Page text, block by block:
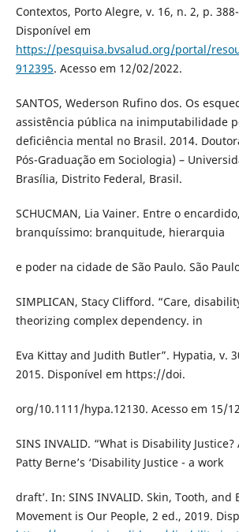
Contextos, Porto Alegre, v. 16, n. 2, p.
Disponível em
https://pesquisa.bvsalud.org/portal/
912395. Acesso em 12/02/2022.
SANTOS, Wederson Rufino dos. Os
assistência pública na inimputabilidade
deficiência mental no Brasil. 2014.
Pós-Graduação em Sociologia) –
Brasília, Distrito Federal, Brasil.
SCHUCMAN, Lia Vainer. Entre o
branquíssimo: branquitude, hierarquia
e poder na cidade de São Paulo. São
SIMPLICAN, Stacy Clifford. “Care,
theorizing complex dependency. in
Eva Kittay and Judith Butler”. Hypatia, v.
2015. Disponível em https://doi.
org/10.1111/hypa.12130. Acesso em 15/
SINS INVALID. “What is Disability
Patty Berne’s ‘Disability Justice - a work
draft’. In: SINS INVALID. Skin, Tooth, and
Movement is Our People, 2 ed., 2019.